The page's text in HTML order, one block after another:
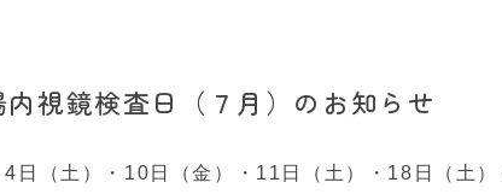
視鏡検査日（７月）のお知らせ
日（土）・10日（金）・11日（土）・18日（土）